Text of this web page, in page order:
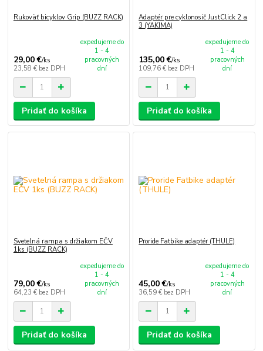
Rukoväť bicyklov Grip (BUZZ RACK)
29,00 €/ks
23,58 € bez DPH
expedujeme do
1 - 4
pracovných
dní
Pridať do košíka
Adaptér pre cyklonosič JustClick 2 a
3 (YAKIMA)
135,00 €/ks
109,76 € bez DPH
expedujeme do
1 - 4
pracovných
dní
Pridať do košíka
Svetelná rampa s držiakom EČV
1ks (BUZZ RACK)
79,00 €/ks
64,23 € bez DPH
expedujeme do
1 - 4
pracovných
dní
Pridať do košíka
Proride Fatbike adaptér (THULE)
45,00 €/ks
36,59 € bez DPH
expedujeme do
1 - 4
pracovných
dní
Pridať do košíka